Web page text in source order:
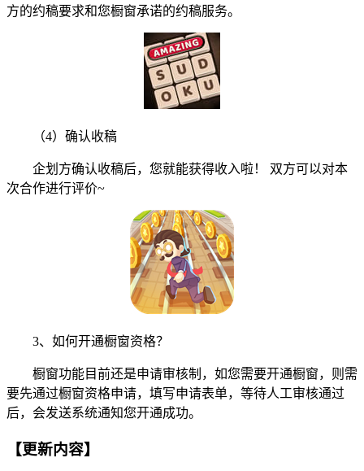
方的约稿要求和您橱窗承诺的约稿服务。
（4）确认收稿
企划方确认收稿后，您就能获得收入啦！ 双方可以对本
次合作进行评价~
3、如何开通橱窗资格？
橱窗功能目前还是申请审核制，如您需要开通橱窗，则需
要先通过橱窗资格申请，填写申请表单，等待人工审核通过
后，会发送系统通知您开通成功。
【更新内容】